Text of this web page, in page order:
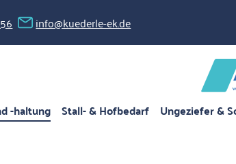
info@kuederle-ek.de
-haltung Stall- & Hofbedarf Ungeziefer &